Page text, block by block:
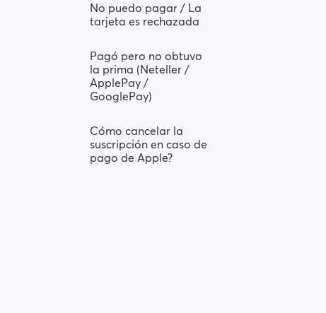
No puedo pagar / La
tarjeta es rechazada
Pagó pero no obtuvo
la prima (Neteller /
ApplePay /
GooglePay)
Cómo cancelar la
suscripción en caso de
pago de Apple?